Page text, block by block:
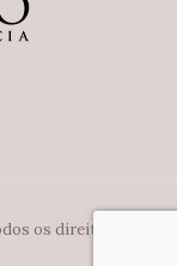
os direitos